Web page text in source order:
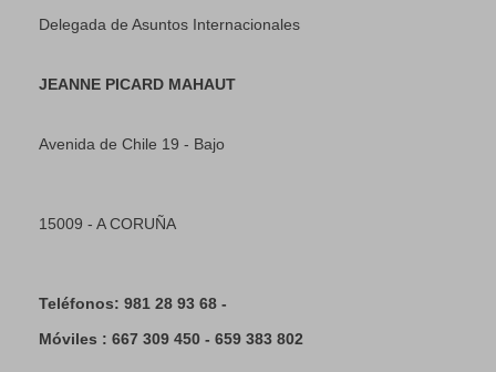
Delegada de Asuntos Internacionales
JEANNE PICARD MAHAUT
Avenida de Chile 19 - Bajo
15009 - A CORUÑA
Teléfonos: 981 28 93 68 -
Móviles : 667 309 450 - 659 383 802